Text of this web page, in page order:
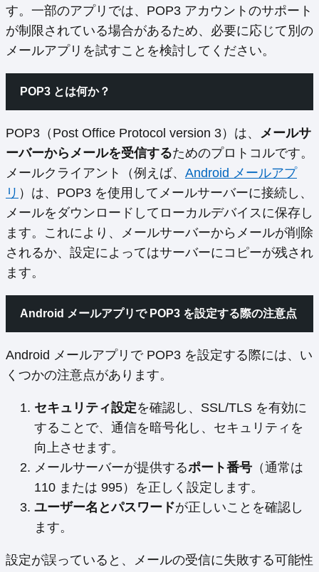
す。一部のアプリでは、POP3 アカウントのサポート
が制限されている場合があるため、必要に応じて別の
メールアプリを試すことを検討してください。
POP3 とは何か？
POP3（Post Office Protocol version 3）は、 メールサ
ーバーからメールを受信するためのプロトコルです。
メールクライアント（例えば、 Android メールアプ
リ ）は、POP3 を使用してメールサーバーに接続し、
メールをダウンロードしてローカルデバイスに保存し
ます。これにより、メールサーバーからメールが削除
されるか、設定によってはサーバーにコピーが残され
ます。
Android メールアプリで POP3 を設定する際の注意点
Android メールアプリで POP3 を設定する際には、い
くつかの注意点があります。
セキュリティ設定を確認し、SSL/TLS を有効に
することで、通信を暗号化し、セキュリティを
向上させます。
メールサーバーが提供するポート番号 （通常は
110 または 995）を正しく設定します。
ユーザー名とパスワードが正しいことを確認し
ます。
設定が誤っていると、メールの受信に失敗する可能性